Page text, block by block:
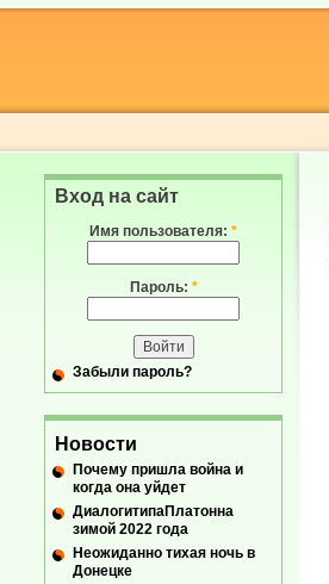
Вход на сайт
Имя пользователя: *
Пароль: *
Забыли пароль?
Новости
Почему пришла война и
когда она уйдет
ДиалогитипаПлатонна
зимой 2022 года
Неожиданно тихая ночь в
Донецке